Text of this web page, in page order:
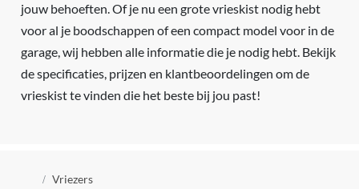
jouw behoeften. Of je nu een grote vrieskist nodig hebt
voor al je boodschappen of een compact model voor in de
garage, wij hebben alle informatie die je nodig hebt. Bekijk
de specificaties, prijzen en klantbeoordelingen om de
vrieskist te vinden die het beste bij jou past!
Kruimelpad
Vriezers